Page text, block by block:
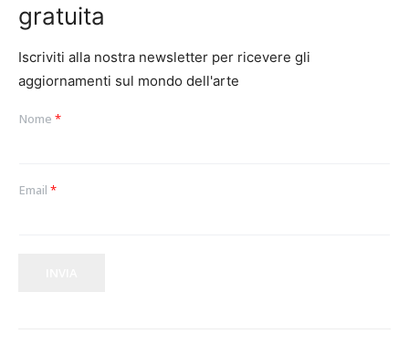
gratuita
Iscriviti alla nostra newsletter per ricevere gli
aggiornamenti sul mondo dell'arte
Nome *
Email *